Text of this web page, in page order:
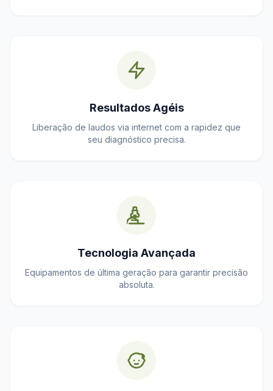
Resultados Agéis
Liberação de laudos via internet com a rapidez que
seu diagnóstico precisa.
Tecnologia Avançada
Equipamentos de última geração para garantir precisão
absoluta.